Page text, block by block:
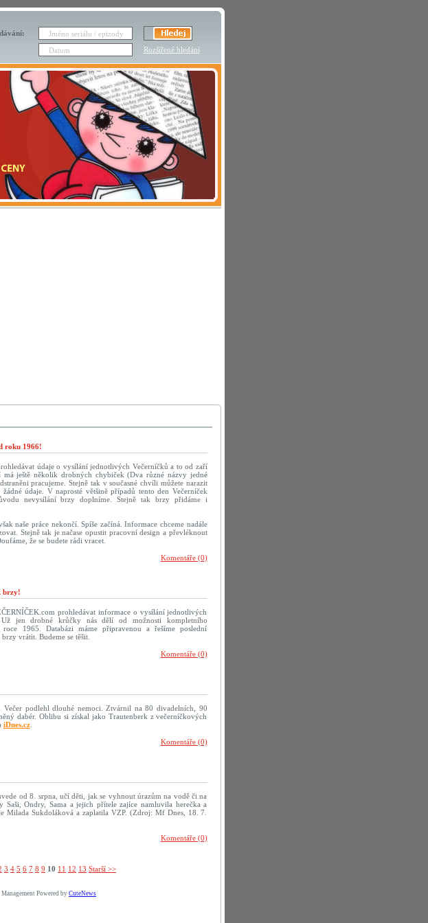
Rozšířené hledání
roku 1966!
údaje o vysílání jednotlivých Večerníčků a to od zaří
ještě několik drobných chybiček (Dva různé názvy jedné
pracujeme. Stejně tak v současné chvíli můžete narazit
údaje. V naprosté většině případů tento den Večerníček
nevysílání brzy doplníme. Stejně tak brzy přidáme i
naše práce nekončí. Spíše začíná. Informace chceme nadále
Stejně tak je načase opustit pracovní design a převléknout
že se budete rádi vracet.
Komentáře (0)
brzy!
prohledávat informace o vysílání jednotlivých
Už jen drobné krůčky nás dělí od možnosti kompletního
1965. Databázi máme připravenou a řešíme poslední
vrátit. Budeme se těšit.
Komentáře (0)
Večer podlehl dlouhé nemoci. Ztvárnil na 80 divadelních, 90
dabér. Oblibu si získal jako Trautenberk z večerníčkových
iDnes.cz.
Komentáře (0)
od 8. srpna, učí děti, jak se vyhnout úrazům na vodě či na
Ondry, Sama a jejich přítele zajíce namluvila herečka a
Milada Sukdoláková a zaplatila VZP. (Zdroj: Mf Dnes, 18. 7.
Komentáře (0)
3 4 5 6 7 8 9 10 11 12 13 Starší >>
Powered by CuteNews